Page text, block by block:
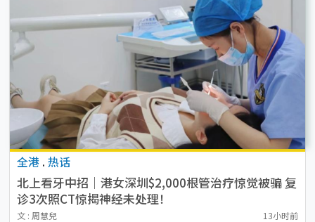
全港 . 热话
北上看牙中招｜港女深圳$2,000根管治疗惊觉被骗 复
诊3次照CT惊揭神经未处理！
文 : 周慧兒 13小时前